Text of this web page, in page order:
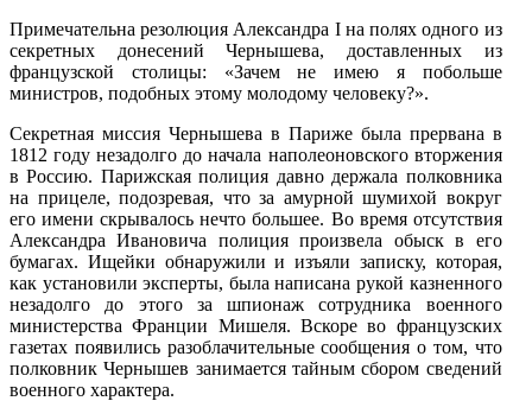
Примечательна резолюция Александра I на полях одного из
секретных донесений Чернышева, доставленных из
французской столицы: «Зачем не имею я побольше
министров, подобных этому молодому человеку?».
Секретная миссия Чернышева в Париже была прервана в
1812 году незадолго до начала наполеоновского вторжения
в Россию. Парижская полиция давно держала полковника
на прицеле, подозревая, что за амурной шумихой вокруг
его имени скрывалось нечто большее. Во время отсутствия
Александра Ивановича полиция произвела обыск в его
бумагах. Ищейки обнаружили и изъяли записку, которая,
как установили эксперты, была написана рукой казненного
незадолго до этого за шпионаж сотрудника военного
министерства Франции Мишеля. Вскоре во французских
газетах появились разоблачительные сообщения о том, что
полковник Чернышев занимается тайным сбором сведений
военного характера.